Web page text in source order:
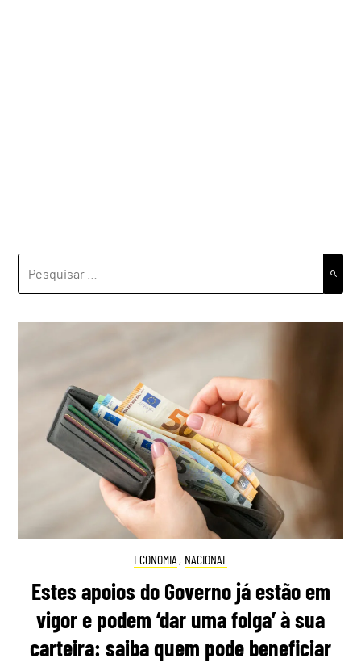
POR:
ECONOMIA , NACIONAL
Estes apoios do Governo já estão em
vigor e podem ‘dar uma folga’ à sua
carteira: saiba quem pode beneficiar